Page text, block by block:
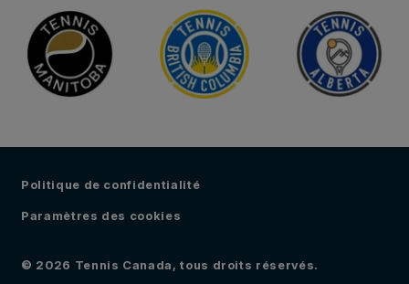
Politique de confidentialité
Paramètres des cookies
© 2026 Tennis Canada, tous droits réservés.